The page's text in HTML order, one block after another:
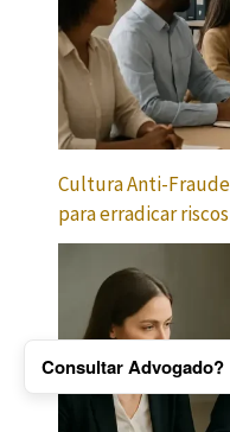
Cultura Anti-
para erradicar
Consultar Advogado?